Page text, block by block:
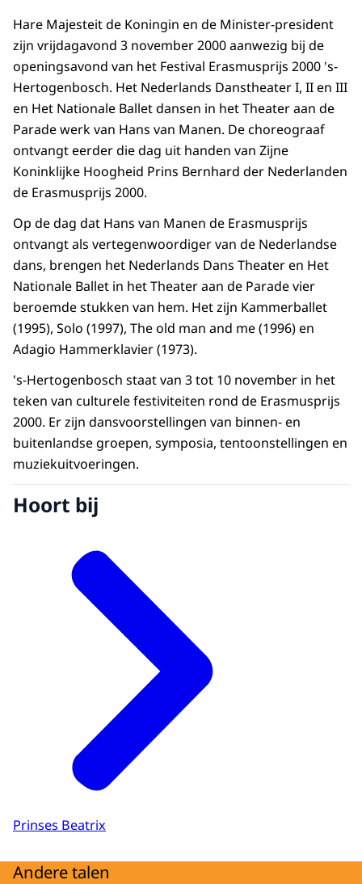
Hare Majesteit de Koningin en de Minister-president
zijn vrijdagavond 3 november 2000 aanwezig bij de
openingsavond van het Festival Erasmusprijs 2000 's-
Hertogenbosch. Het Nederlands Danstheater I, II en III
en Het Nationale Ballet dansen in het Theater aan de
Parade werk van Hans van Manen. De choreograaf
ontvangt eerder die dag uit handen van Zijne
Koninklijke Hoogheid Prins Bernhard der Nederlanden
de Erasmusprijs 2000.
Op de dag dat Hans van Manen de Erasmusprijs
ontvangt als vertegenwoordiger van de Nederlandse
dans, brengen het Nederlands Dans Theater en Het
Nationale Ballet in het Theater aan de Parade vier
beroemde stukken van hem. Het zijn Kammerballet
(1995), Solo (1997), The old man and me (1996) en
Adagio Hammerklavier (1973).
's-Hertogenbosch staat van 3 tot 10 november in het
teken van culturele festiviteiten rond de Erasmusprijs
2000. Er zijn dansvoorstellingen van binnen- en
buitenlandse groepen, symposia, tentoonstellingen en
muziekuitvoeringen.
Hoort bij
Prinses Beatrix
Andere talen